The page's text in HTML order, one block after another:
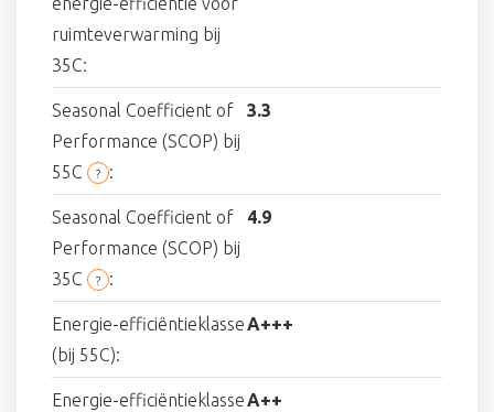
ruimteverwarming bij
35C:
Seasonal Coefficient of
Performance (SCOP) bij
55C
? :
3.3
Seasonal Coefficient of
Performance (SCOP) bij
35C
? :
4.9
Energie-efficiëntieklasse
(bij 55C):
A+++
Energie-efficiëntieklasseA++